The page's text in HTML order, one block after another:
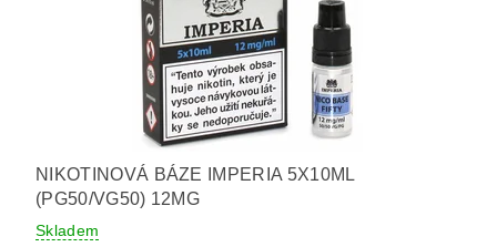
NIKOTINOVÁ BÁZE IMPERIA 5X10ML
(PG50/VG50) 12MG
Skladem